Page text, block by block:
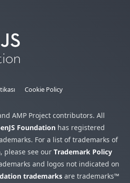
Cookie Policy
AMP Project contributors. All
Foundation has registered
For a list of trademarks of
, please see our Trademark Policy
and logos not indicated on
trademarks are trademarks™